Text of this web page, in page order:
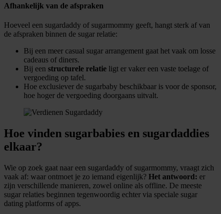
Afhankelijk van de afspraken
Hoeveel een sugardaddy of sugarmommy geeft, hangt sterk af van
de afspraken binnen de sugar relatie:
Bij een meer casual sugar arrangement gaat het vaak om losse
cadeaus of diners.
Bij een structurele relatie ligt er vaker een vaste toelage of
vergoeding op tafel.
Hoe exclusiever de sugarbaby beschikbaar is voor de sponsor,
hoe hoger de vergoeding doorgaans uitvalt.
Hoe vinden sugarbabies en sugardaddies
elkaar?
Wie op zoek gaat naar een sugardaddy of sugarmommy, vraagt zich
vaak af: waar ontmoet je zo iemand eigenlijk? Het antwoord: er
zijn verschillende manieren, zowel online als offline. De meeste
sugar relaties beginnen tegenwoordig echter via speciale sugar
dating platforms of apps.